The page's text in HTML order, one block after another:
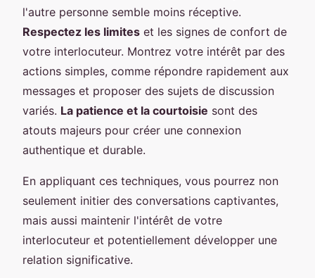
l'autre personne semble moins réceptive.
Respectez les limites et les signes de confort de
votre interlocuteur. Montrez votre intérêt par des
actions simples, comme répondre rapidement aux
messages et proposer des sujets de discussion
variés. La patience et la courtoisie sont des
atouts majeurs pour créer une connexion
authentique et durable.
En appliquant ces techniques, vous pourrez non
seulement initier des conversations captivantes,
mais aussi maintenir l'intérêt de votre
interlocuteur et potentiellement développer une
relation significative.